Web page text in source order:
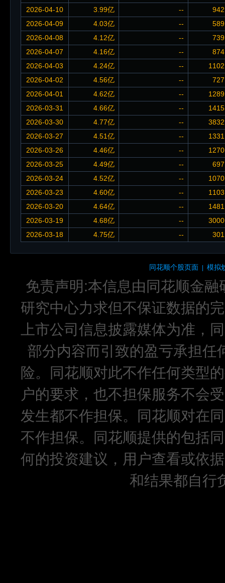
2026-04-10
3.99亿 --
2026-04-09
4.03亿 --
2026-04-08
4.12亿 --
2026-04-07
4.16亿 --
2026-04-03
4.24亿 --
2026-04-02
4.56亿 --
2026-04-01
4.62亿 --
2026-03-31
4.66亿 --
2026-03-30
4.77亿 --
2026-03-27
4.51亿 --
2026-03-26
4.46亿 --
2026-03-25
4.49亿 --
2026-03-24
4.52亿 --
2026-03-23
4.60亿 --
2026-03-20
4.64亿 --
2026-03-19
4.68亿 --
2026-03-18
4.75亿 --
同花顺个股页面 模拟
免责声明:本信息由同花顺金
研究中心力求但不保证数据的
上市公司信息披露媒体为准，
部分内容而引致的盈亏承担任
险。同花顺对此不作任何类型
户的要求，也不担保服务不会
发生都不作担保。同花顺对在
不作担保。同花顺提供的包括
何的投资建议，用户查看或依
和结果都自行